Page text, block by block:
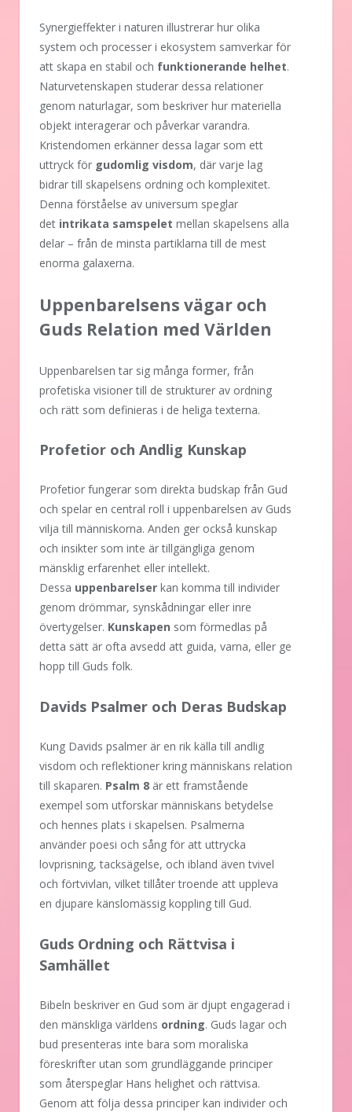
Synergieffekter i naturen illustrerar hur olika
system och processer i ekosystem samverkar för
att skapa en stabil och funktionerande helhet.
Naturvetenskapen studerar dessa relationer
genom naturlagar, som beskriver hur materiella
objekt interagerar och påverkar varandra.
Kristendomen erkänner dessa lagar som ett
uttryck för gudomlig visdom, där varje lag
bidrar till skapelsens ordning och komplexitet.
Denna förståelse av universum speglar
det intrikata samspelet mellan skapelsens alla
delar – från de minsta partiklarna till de mest
enorma galaxerna.
Uppenbarelsens vägar och
Guds Relation med Världen
Uppenbarelsen tar sig många former, från
profetiska visioner till de strukturer av ordning
och rätt som definieras i de heliga texterna.
Profetior och Andlig Kunskap
Profetior fungerar som direkta budskap från Gud
och spelar en central roll i uppenbarelsen av Guds
vilja till människorna. Anden ger också kunskap
och insikter som inte är tillgängliga genom
mänsklig erfarenhet eller intellekt.
Dessa uppenbarelser kan komma till individer
genom drömmar, synskådningar eller inre
övertygelser. Kunskapen som förmedlas på
detta sätt är ofta avsedd att guida, varna, eller ge
hopp till Guds folk.
Davids Psalmer och Deras Budskap
Kung Davids psalmer är en rik källa till andlig
visdom och reflektioner kring människans relation
till skaparen. Psalm 8 är ett framstående
exempel som utforskar människans betydelse
och hennes plats i skapelsen. Psalmerna
använder poesi och sång för att uttrycka
lovprisning, tacksägelse, och ibland även tvivel
och förtvivlan, vilket tillåter troende att uppleva
en djupare känslomässig koppling till Gud.
Guds Ordning och Rättvisa i
Samhället
Bibeln beskriver en Gud som är djupt engagerad i
den mänskliga världens ordning. Guds lagar och
bud presenteras inte bara som moraliska
föreskrifter utan som grundläggande principer
som återspeglar Hans helighet och rättvisa.
Genom att följa dessa principer kan individer och